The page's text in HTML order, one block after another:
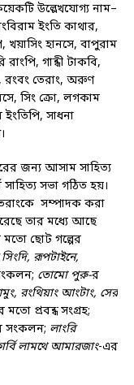
উল্লেখযোগ্য নাম–
ইংতি কাথার,
খয়াসিং হানসে, বাপুরাম
গান্ধী টাকবি,
রংবং তেরাং, অরুণ
সিং ক্রো, লগকাম
সাধনা
জন্য আসাম সাহিত্য
সভা গঠিত হয়।
সম্পাদক করা
তার মধ্যে আছে
ছোট গল্পের
রূপটাইনে,
তোমো পুরু-র
রংথিয়াং আংটাং, সের
মতো প্রবন্ধ সংগ্রহ;
সংকলন; লাংরি
লামথে আমারজাং-এর